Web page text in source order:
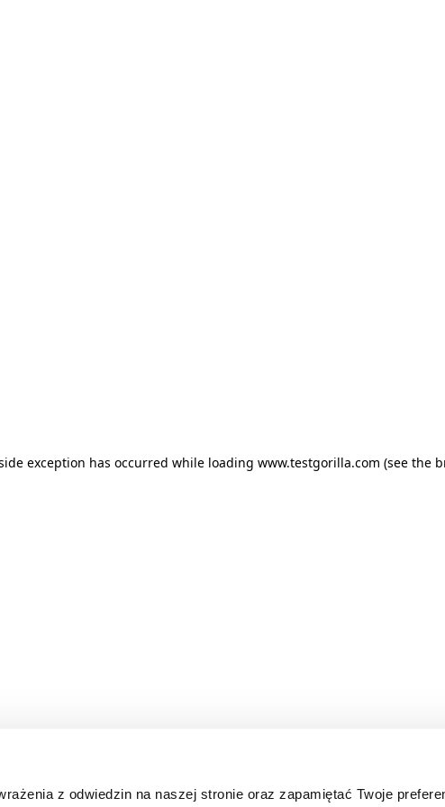
z odwiedzin na naszej stronie oraz zapamiętać Twoje
exception has occurred while loading www.testgorilla.com (see the